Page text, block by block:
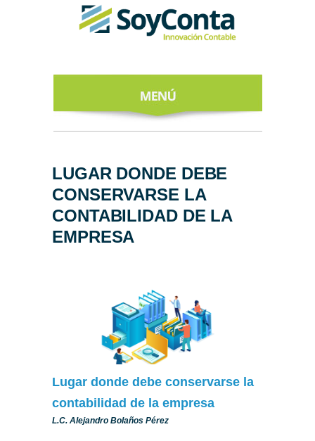
ACERCA DE
NUESTROS
EXPERTOS
TODO SOBRE
AL NEWSLETTER
LUGAR DONDE DEBE
CONSERVARSE LA
CONTABILIDAD DE LA
EMPRESA
Lugar donde debe conservarse la
contabilidad de la empresa
L.C. Alejandro Bolaños Pérez